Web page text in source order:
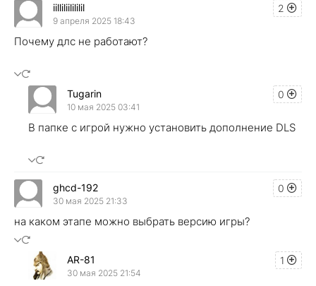
2
iilliliilililil
9 апреля 2025 18:43
Почему длс не работают?
0
Tugarin
10 мая 2025 03:41
В папке с игрой нужно установить дополнение DLS
0
ghcd-192
30 мая 2025 21:33
на каком этапе можно выбрать версию игры?
1
AR-81
30 мая 2025 21:54